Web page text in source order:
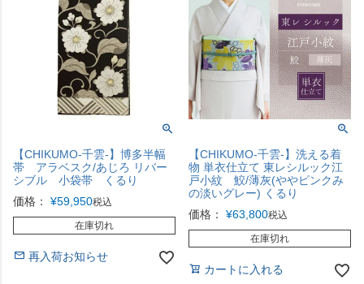
【CHIKUMO-千雲-】博多半幅
帯 アラベスク/あじろ リバー
シブル 小袋帯 くるり
価格：
¥59,950税込
在庫切れ
再入荷お知らせ
【CHIKUMO-千雲-】洗える着
物 単衣仕立て 東レシルック江
戸小紋 鮫/薄灰(ややピンクみ
の淡いグレー) くるり
価格：
¥63,800税込
在庫切れ
カートに入れる